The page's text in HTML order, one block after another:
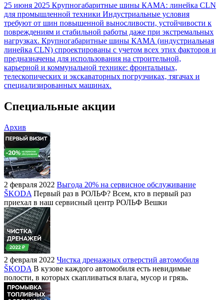
25 июня 2025 Крупногабаритные шины КАМА: линейка CLN
для промышленной техники Индустриальные условия
требуют от шин повышенной выносливости, устойчивости к
повреждениям и стабильной работы даже при экстремальных
нагрузках. Крупногабаритные шины КАМА (индустриальная
линейка CLN) спроектированы с учетом всех этих факторов и
предназначены для использования на строительной,
карьерной и коммунальной технике: фронтальных,
телескопических и экскаваторных погрузчиках, тягачах и
специализированных машинах.
Специальные акции
Архив
2 февраля 2022 Выгода 20% на сервисное обслуживание
ŠKODA Первый раз в РОЛЬФ? Всем, кто в первый раз
приехал в наш сервисный центр РОЛЬФ Вешки
2 февраля 2022 Чистка дренажных отверстий автомобиля
ŠKODA В кузове каждого автомобиля есть невидимые
полости, в которых скапливаться влага, мусор и грязь.